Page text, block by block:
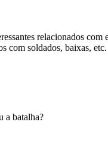
relacionados com
com soldados, baixas, etc.
a batalha?